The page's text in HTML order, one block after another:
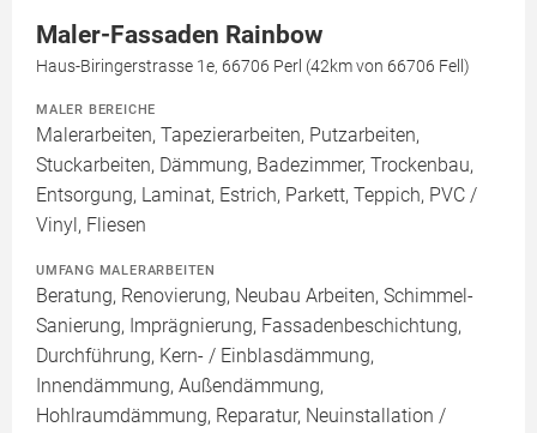
Maler-Fassaden Rainbow
Haus-Biringerstrasse 1e, 66706 Perl (42km von 66706 Fell)
MALER BEREICHE
Malerarbeiten, Tapezierarbeiten, Putzarbeiten,
Stuckarbeiten, Dämmung, Badezimmer, Trockenbau,
Entsorgung, Laminat, Estrich, Parkett, Teppich, PVC /
Vinyl, Fliesen
UMFANG MALERARBEITEN
Beratung, Renovierung, Neubau Arbeiten, Schimmel-
Sanierung, Imprägnierung, Fassadenbeschichtung,
Durchführung, Kern- / Einblasdämmung,
Innendämmung, Außendämmung,
Hohlraumdämmung, Reparatur, Neuinstallation /